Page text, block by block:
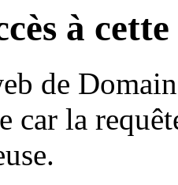
à
de
car la